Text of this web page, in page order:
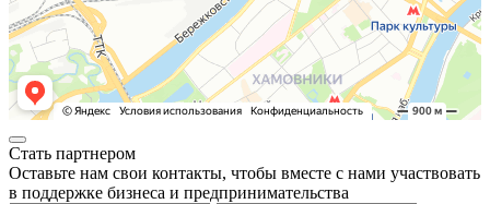
Стать партнером
Оставьте нам свои контакты, чтобы вместе с нами участвовать
в поддержке бизнеса и предпринимательства